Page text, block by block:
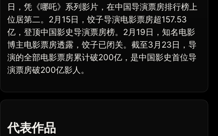
日，凭《哪吒》系列影片，在中国导演票房排行榜上
位居第二。2月15日，饺子导演电影票房超157.53
亿，登顶中国影史导演票房榜。2月19日，知名电影
博主电影票房透露，饺子已闭关。截至3月23日，导
演的全部电影票房累计破200亿，是中国影史首位导
演票房破200亿影人。
代表作品